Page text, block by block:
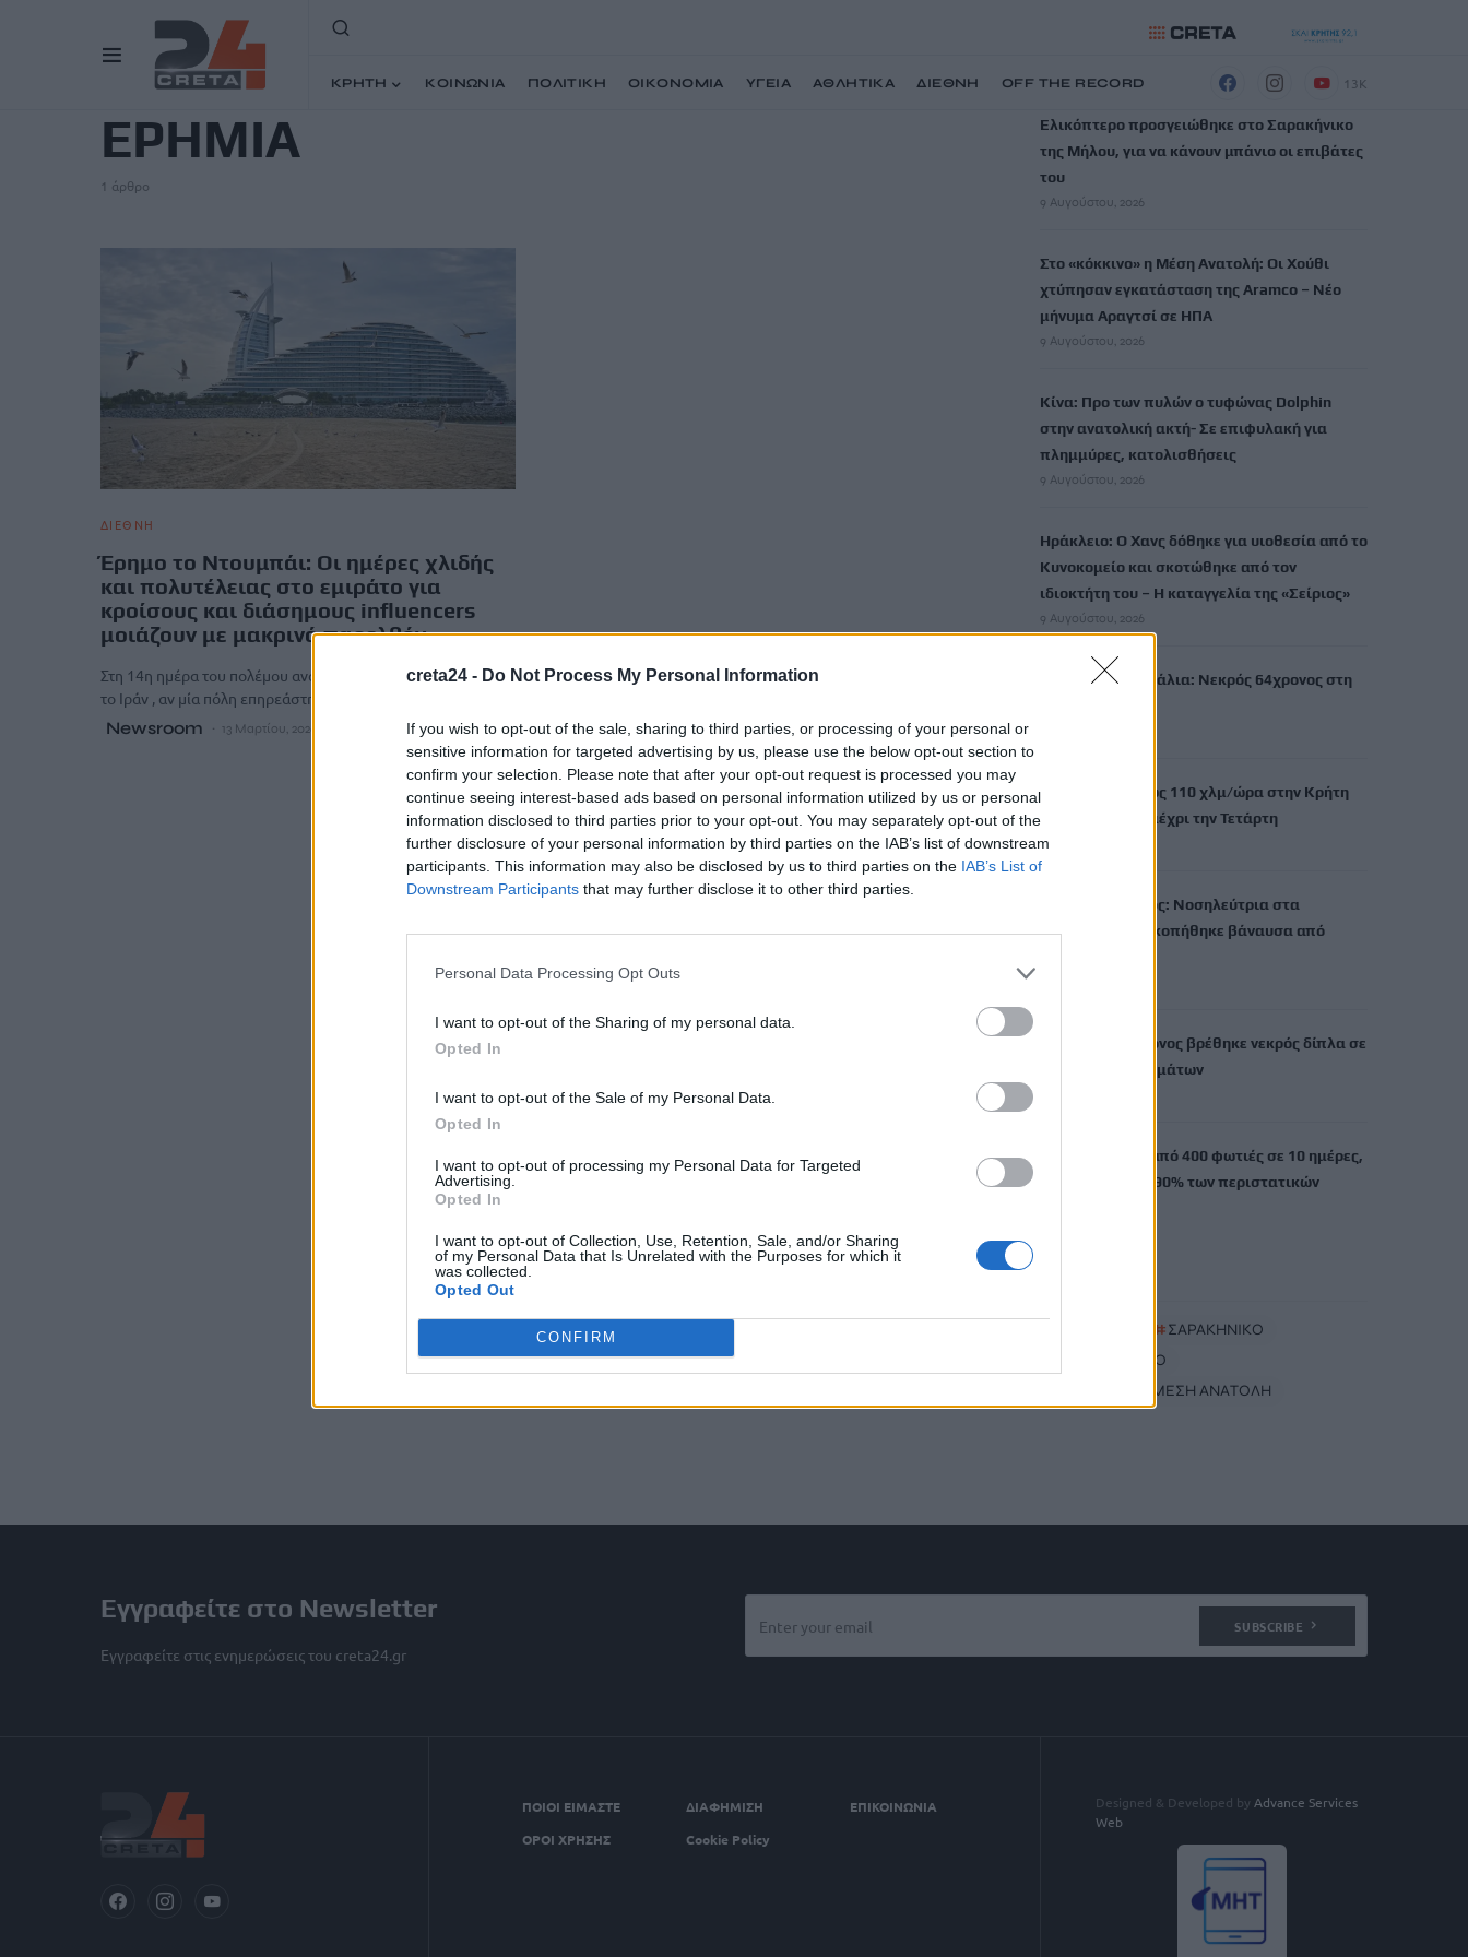
creta24 - Do Not Process My Personal Information
If you wish to opt-out of the sale, sharing to third parties, or processing of your personal or
sensitive information for targeted advertising by us, please use the below opt-out section to
confirm your selection. Please note that after your opt-out request is processed you may
continue seeing interest-based ads based on personal information utilized by us or personal
information disclosed to third parties prior to your opt-out. You may separately opt-out of the
further disclosure of your personal information by third parties on the IAB’s list of downstream
participants. This information may also be disclosed by us to third parties on the IAB’s List of
Downstream Participants that may further disclose it to other third parties.
Personal Data Processing Opt Outs
I want to opt-out of the Sharing of my personal data.
Opted In
I want to opt-out of the Sale of my Personal Data.
Opted In
I want to opt-out of processing my Personal Data for Targeted
Advertising.
Opted In
I want to opt-out of Collection, Use, Retention, Sale, and/or Sharing
of my Personal Data that Is Unrelated with the Purposes for which it
was collected.
Opted Out
CONFIRM
ΚΡΗΤΗ ΚΟΙΝΩΝΙΑ ΠΟΛΙΤΙΚΗ ΟΙΚΟΝΟΜΙΑ ΥΓΕΙΑ ΑΘΛΗΤΙΚΑ ΔΙΕΘΝΗ OFF THE RECORD 13K
ΕΡΗΜΙΑ
1 άρθρο
ΔΙΕΘΝΗ
Έρημο το Ντουμπάι: Οι ημέρες χλιδής
και πολυτέλειας στο εμιράτο για
κροίσους και διάσημους influencers
μοιάζουν με μακρινό παρελθόν
Στη 14η ημέρα του πολέμου ανάμεσα στις ΗΠΑ, το Ισραήλ και
το Ιράν , αν μία πόλη επηρεάστηκε άμεσα από…
Newsroom 13 Μαρτίου, 2026
ΡΟΗ ΕΙΔΗΣΕΩΝ
Ελικόπτερο προσγειώθηκε στο Σαρακήνικο
της Μήλου, για να κάνουν μπάνιο οι επιβάτες
του
9 Αυγούστου, 2026
Στο «κόκκινο» η Μέση Ανατολή: Οι Χούθι
χτύπησαν εγκατάσταση της Aramco – Νέο
μήνυμα Αραγτσί σε ΗΠΑ
9 Αυγούστου, 2026
Κίνα: Προ των πυλών ο τυφώνας Dolphin
στην ανατολική ακτή- Σε επιφυλακή για
πλημμύρες, κατολισθήσεις
9 Αυγούστου, 2026
Ηράκλειο: Ο Χανς δόθηκε για υιοθεσία από το
Κυνοκομείο και σκοτώθηκε από τον
ιδιοκτήτη του – Η καταγγελία της «Σείριος»
9 Αυγούστου, 2026
Τραγωδία στα Μάλια: Νεκρός 64χρονος στη
Ριπές ανέμου έως 110 χλμ/ώρα στην Κρήτη
-Στο «κόκκινο» μέχρι την Τετάρτη
9 Αυγούστου, 2026
Ερυθρός Σταυρός: Νοσηλεύτρια στα
Επείγοντα ξυλοκοπήθηκε βάναυσα από
Λουτράκι: 75χρονος βρέθηκε νεκρός δίπλα σε
κάδους απορριμμάτων
Τουρνάς: Πάνω από 400 φωτιές σε 10 ημέρες,
από αμέλεια το 90% των περιστατικών
#ΣΑΡΑΚΗΝΙΚΟ
ΕΛΙΚΟΠΤΕΡΟ
ΠΟΛΕΜΟΣ ΜΕΣΗ ΑΝΑΤΟΛΗ
Εγγραφείτε στο Newsletter
Εγγραφείτε στις ενημερώσεις του creta24.gr
SUBSCRIBE
ΠΟΙΟΙ ΕΙΜΑΣΤΕ ΔΙΑΦΗΜΙΣΗ
ΕΠΙΚΟΙΝΩΝΙΑ
ΟΡΟΙ ΧΡΗΣΗΣ
Cookie Policy
Designed & Developed by Advance Services
Web